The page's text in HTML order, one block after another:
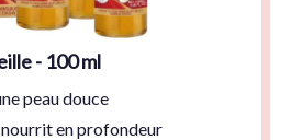
- 100 ml
peau douce
en profondeur